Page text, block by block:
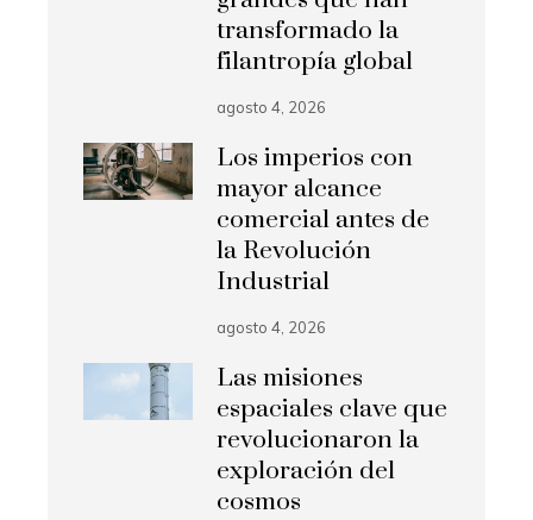
transformado la
filantropía global
agosto 4, 2026
Los imperios con
mayor alcance
comercial antes de
la Revolución
Industrial
agosto 4, 2026
Las misiones
espaciales clave que
revolucionaron la
exploración del
cosmos